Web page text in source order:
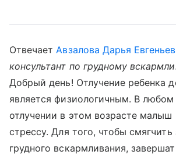
ОтвечаетАвзалова Дарья
консультант по грудному
Добрый день! Отлучение ребенка
является физиологичным. В любом
отлучении в этом возрасте малыш
стрессу. Для того, чтобы
грудного вскармливания,